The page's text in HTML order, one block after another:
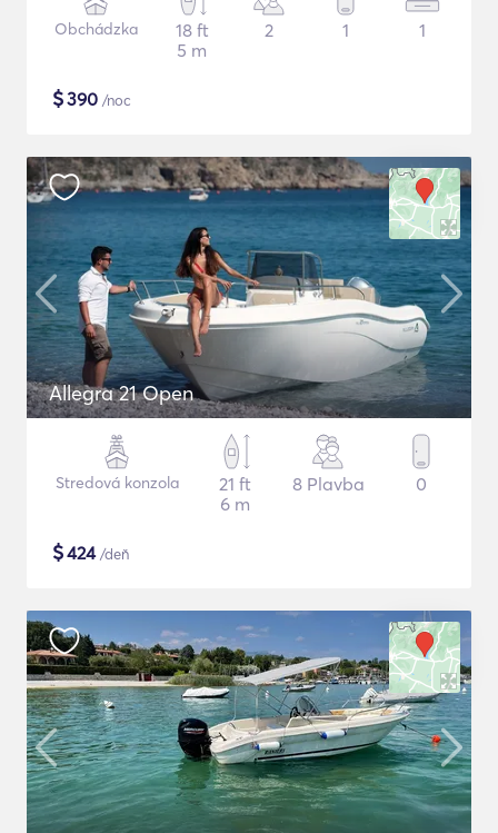
Obchádzka
18 ft
5 m
2 1 1
$390 /noc
Allegra 21 Open
Stredová konzola
21 ft
6 m
8 Plavba 0
$424/deň